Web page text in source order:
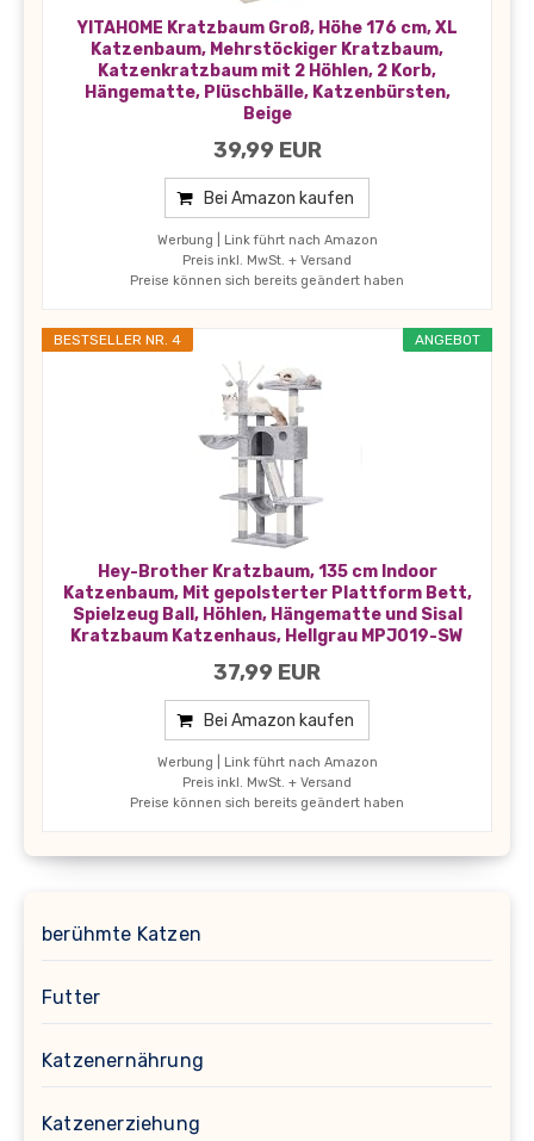
YITAHOME Kratzbaum Groß, Höhe 176 cm, XL
Katzenbaum, Mehrstöckiger Kratzbaum,
Katzenkratzbaum mit 2 Höhlen, 2 Korb,
Hängematte, Plüschbälle, Katzenbürsten,
Beige
39,99 EUR
Bei Amazon kaufen
Werbung | Link führt nach Amazon
Preis inkl. MwSt. + Versand
Preise können sich bereits geändert haben
ANGEBOT
BESTSELLER NR. 4
Hey-Brother Kratzbaum, 135 cm Indoor
Katzenbaum, Mit gepolsterter Plattform Bett,
Spielzeug Ball, Höhlen, Hängematte und Sisal
Kratzbaum Katzenhaus, Hellgrau MPJ019-SW
37,99 EUR
Bei Amazon kaufen
Werbung | Link führt nach Amazon
Preis inkl. MwSt. + Versand
Preise können sich bereits geändert haben
berühmte Katzen
Futter
Katzenernährung
Katzenerziehung